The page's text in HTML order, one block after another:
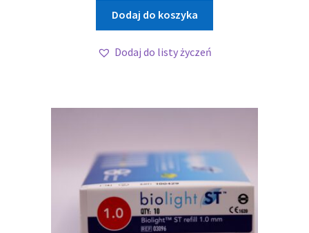
Dodaj do koszyka
Dodaj do listy życzeń